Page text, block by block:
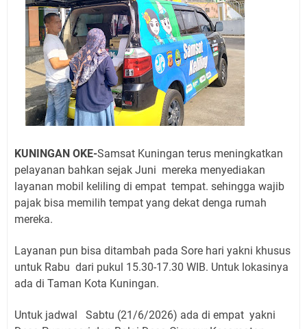
Dokumen SPMI
Sudahkah Kita Merdeka Dari Hawa Nafsu?
Info Sembako di Pasar Kepuh Kuningan Kamis 6
Agustus 2026, Daging Naik, Telur Turun
Agenda Kegiatan Bupati Kuningan Jumat 7 Agustus
2026 Ada Tiga, Tapi yang Bakal Dihadiri Hanya Satu
Ini Empat Lokasi Samsat Keliling Kuningan Jumat 7
Agustus 2026
KUNINGAN OKE-Samsat Kuningan terus meningkatkan
pelayanan bahkan sejak Juni mereka menyediakan
layanan mobil keliling di empat tempat. sehingga wajib
pajak bisa memilih tempat yang dekat denga rumah
mereka.
Layanan pun bisa ditambah pada Sore hari yakni khusus
untuk Rabu dari pukul 15.30-17.30 WIB. Untuk lokasinya
ada di Taman Kota Kuningan.
Untuk jadwal Sabtu (21/6/2026) ada di empat yakni